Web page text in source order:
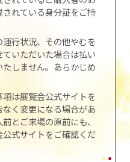
れている身分証をご持
行状況、その他やむを
いただいた場合は払い
しません。あらかじめ
は展覧会公式サイトを
く変更になる場合があ
とご来場の直前にも、
式サイトをご確認くだ